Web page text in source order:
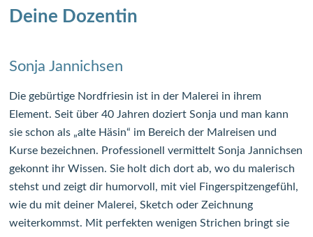
Deine Dozentin
Sonja Jannichsen
Die gebürtige Nordfriesin ist in der Malerei in ihrem
Element. Seit über 40 Jahren doziert Sonja und man kann
sie schon als „alte Häsin“ im Bereich der Malreisen und
Kurse bezeichnen. Professionell vermittelt Sonja Jannichsen
gekonnt ihr Wissen. Sie holt dich dort ab, wo du malerisch
stehst und zeigt dir humorvoll, mit viel Fingerspitzengefühl,
wie du mit deiner Malerei, Sketch oder Zeichnung
weiterkommst. Mit perfekten wenigen Strichen bringt sie